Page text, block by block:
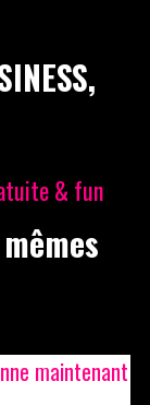
& fun
maintenant